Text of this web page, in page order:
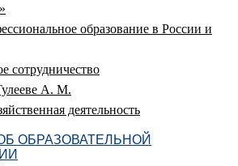
образование в России и
сотрудничество
А. М.
деятельность
ОБРАЗОВАТЕЛЬНОЙ